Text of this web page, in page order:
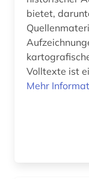
bestand (1)
bietet,
Volltexte ist
Mehr